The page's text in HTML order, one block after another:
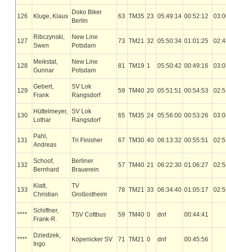
126 Kluge, Klaus
Doko Biker
Berlin
63 TM35 23 05:49:14 00:52:12
127
Ribczynski,
Swen
New Line
Potsdam
73 TM21 32 05:50:34 01:01:25
128
Meikstat,
Gunnar
New Line
Potsdam
81 TM19 1 05:50:42 00:49:16
129
Gebert,
Frank
SV Lok
Rangsdorf
59 TM40 20 05:51:51 00:54:53
130
Hüttelmeyer,
Lothar
SV Lok
Rangsdorf
65 TM35 24 05:56:00 00:53:26
131
Pahl,
Andreas
Tri Finisher 67 TM30 40 06:13:32 00:55:51
132
Schoof,
Bernhard
Berliner
Brauerein
57 TM40 21 06:22:30 01:06:27
133
Klatt,
Christian
TV
Großostheim
78 TM21 33 06:34:40 01:05:17
****
Schiffner,
Frank-R.
TSV Cottbus 59 TM40 0 dnf 00:44:41
****
Dziedzek,
Ingo
Köpenicker SV 71 TM21 0 dnf 00:45:56